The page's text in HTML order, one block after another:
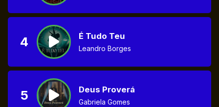
4 É Tudo Teu
Leandro Borges
5 Deus Proverá
Gabriela Gomes